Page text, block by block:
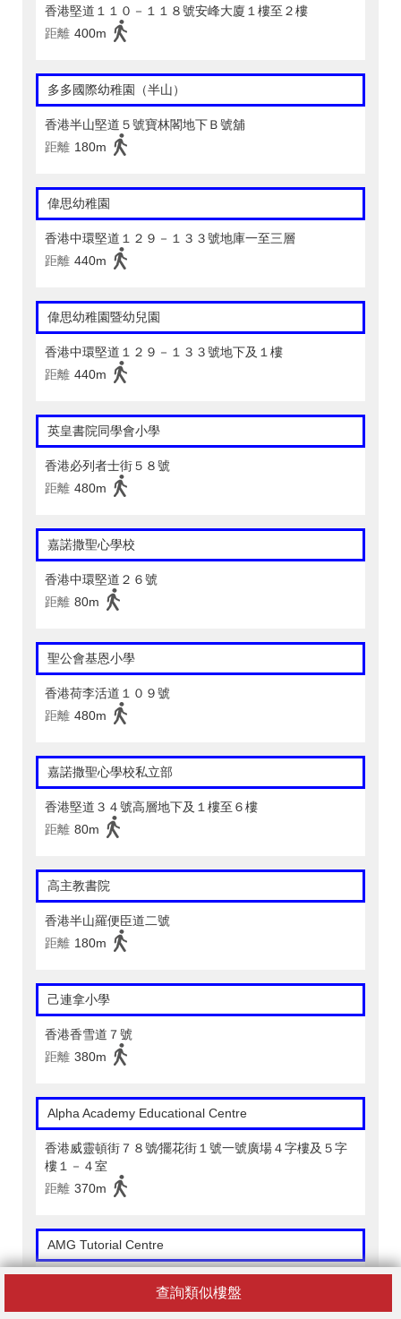
查詢類似樓盤
香港堅道１１０－１１８號安峰大廈１樓至２樓
距離 400m
多多國際幼稚園（半山）
香港半山堅道５號寶林閣地下Ｂ號舖
距離 180m
偉思幼稚園
香港中環堅道１２９－１３３號地庫一至三層
距離 440m
偉思幼稚園暨幼兒園
香港中環堅道１２９－１３３號地下及１樓
距離 440m
英皇書院同學會小學
香港必列者士街５８號
距離 480m
嘉諾撒聖心學校
香港中環堅道２６號
距離 80m
聖公會基恩小學
香港荷李活道１０９號
距離 480m
嘉諾撒聖心學校私立部
香港堅道３４號高層地下及１樓至６樓
距離 80m
高主教書院
香港半山羅便臣道二號
距離 180m
己連拿小學
香港香雪道７號
距離 380m
Alpha Academy Educational Centre
香港威靈頓街７８號∕擺花街１號一號廣場４字樓及５字
樓１－４室
距離 370m
AMG Tutorial Centre